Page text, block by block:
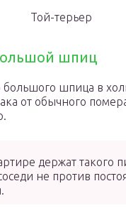
Той-терьер
шпиц
большого шпица в
от обычного
держат такого
не против